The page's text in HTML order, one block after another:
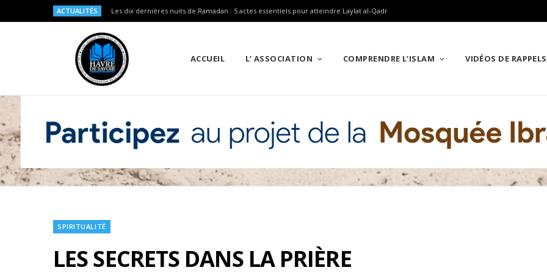
ACTUALITÉS Les dix dernières nuits de Ramadan : 5 actes essentiels pour atteindre Laylat al-Qadr
ACCUEIL L’ ASSOCIATION COMPRENDRE L’ISLAM VIDÉOS DE RAPPELS
SPIRITUALITÉ
LES SECRETS DANS LA PRIÈRE